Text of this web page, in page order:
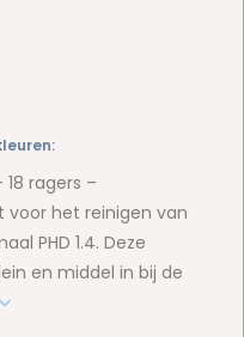
18 ragers –
voor het reinigen van
PHD 1.4. Deze
en middel in bij de